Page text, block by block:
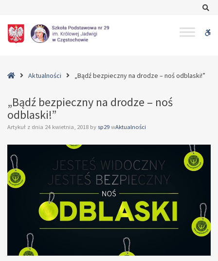
bezpieczny
noś HomeAktualności „Bądź bezpieczny na drodze – noś odblaski!”
„Bądź bezpieczny na drodze – noś
odblaski!”
Artykuł z dnia 24 kwietnia, 2018 by sp29 wAktualności